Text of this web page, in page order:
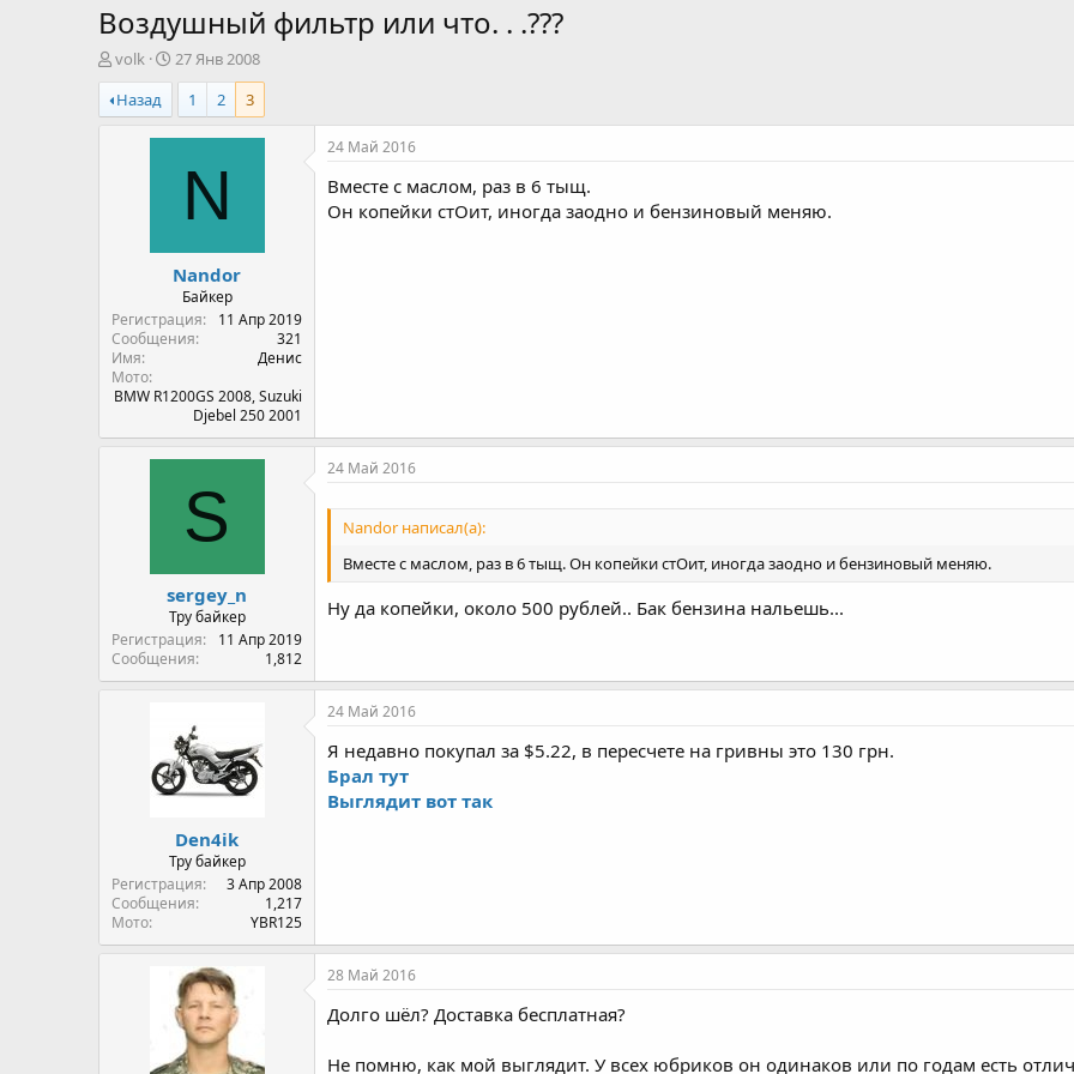
Воздушный фильтр или что. . .???
А
в
т
о
volk
Д
а
а
н
а
27 Янв 2008
Назад
1 2 3
N
Nandor
Байкер
Регистрация
11 Апр 2019
Сообщения
321
Имя
Денис
Мото
BMW R1200GS 2008, Suzuki
Djebel 250 2001
24 Май 2016
Вместе с маслом, раз в 6 тыщ.
Он копейки стОит, иногда заодно и бензиновый меняю.
S
sergey_n
Тру байкер
Регистрация
11 Апр 2019
Сообщения
1,812
24 Май 2016
Nandor написал(а):
Вместе с маслом, раз в 6 тыщ. Он копейки стОит, иногда заодно и бензиновый меняю.
Ну да копейки, около 500 рублей.. Бак бензина нальешь...
Den4ik
Тру байкер
Регистрация
3 Апр 2008
Сообщения
1,217
Мото
YBR125
24 Май 2016
Я недавно покупал за $5.22, в пересчете на гривны это 130 грн.
Брал тут
Выглядит вот так
28 Май 2016
Долго шёл? Доставка бесплатная?
Не помню, как мой выглядит. У всех юбриков он одинаков или по годам есть